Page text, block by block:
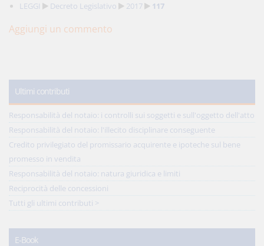
LEGGI Decreto Legislativo 2017 117
Aggiungi un commento
Ultimi contributi
Responsabilità del notaio: i controlli sui soggetti e sull'oggetto dell'atto
Responsabilità del notaio: l'illecito disciplinare conseguente
Credito privilegiato del promissario acquirente e ipoteche sul bene
promesso in vendita
Responsabilità del notaio: natura giuridica e limiti
Reciprocità delle concessioni
Tutti gli ultimi contributi >
E-Book